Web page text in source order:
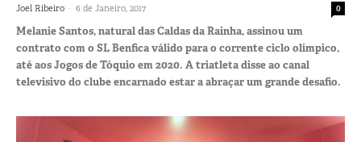
Joel Ribeiro - 6 de Janeiro, 2017 0
Melanie Santos, natural das Caldas da Rainha, assinou um
contrato com o SL Benfica válido para o corrente ciclo olímpico,
até aos Jogos de Tóquio em 2020. A triatleta disse ao canal
televisivo do clube encarnado estar a abraçar um grande desafio.